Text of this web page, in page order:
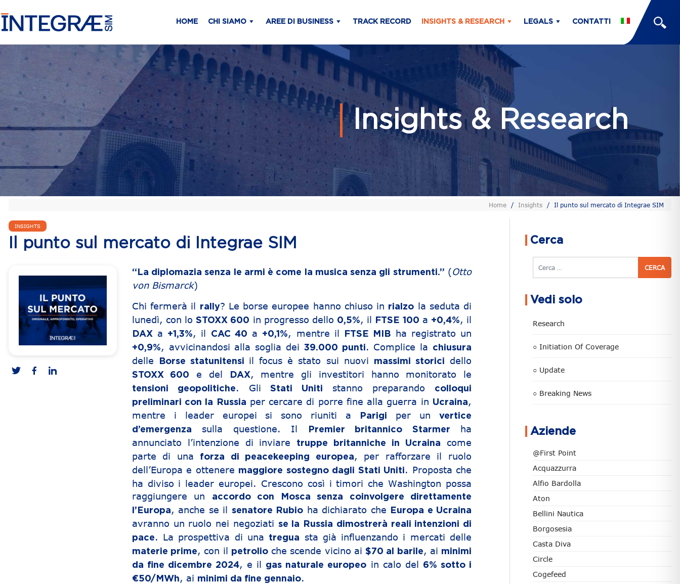
HOME CHI SIAMO AREE DI BUSINESS TRACK RECORD INSIGHTS & RESEARCH LEGALS CONTATTI
Insights & Research
Home / Insights / Il punto sul mercato di Integrae SIM
INSIGHTS
Il punto sul mercato di Integrae SIM
“La diplomazia senza le armi è come la musica senza gli strumenti.” (Otto
von Bismarck)
Chi fermerà il rally? Le borse europee hanno chiuso in rialzo la seduta di
lunedì, con loSTOXX 600 in progresso dello 0,5%, il FTSE 100 a +0,4%, il
DAXa +1,3%, il CAC 40 a +0,1%, mentre il FTSE MIB ha registrato un
+0,9%, avvicinandosi alla soglia dei 39.000 punti. Complice la chiusura
delle Borse statunitensi il focus è stato sui nuovi massimi storici dello
STOXX 600 e del DAX, mentre gli investitori hanno monitorato le
tensioni geopolitiche. GliStati Uniti stanno preparando
colloqui
preliminari con la Russia per cercare di porre fine alla guerra in Ucraina,
mentre i leader europei si sono riuniti a
Parigi per unvertice
d’emergenza
sulla questione. Il Premier britannico Starmer
ha
annunciato l’intenzione di inviare
truppe britanniche in Ucraina
come
parte di una
forza di peacekeeping europea, per rafforzare il ruolo
dell’Europa e ottenere maggiore sostegno dagli Stati Uniti. Proposta che
ha diviso i leader europei. Crescono così i timori che Washington possa
raggiungere un
accordo con Mosca senza coinvolgere direttamente
l’Europa, anche se il senatore Rubio ha dichiarato che Europa e Ucraina
avranno un ruolo nei negoziati se la Russia dimostrerà reali intenzioni di
pace. La prospettiva di una tregua sta già influenzando i mercati delle
materie prime, con il petrolioche scende vicino ai $70 al barile, ai minimi
da fine dicembre 2024, e il gas naturale europeo in calo del 6% sotto i
€50/MWh, ai minimi da fine gennaio.
Cerca
Cerca
Vedi solo
Research
○ Initiation Of Coverage
○ Update
○ Breaking News
Aziende
@First Point
Acquazzurra
Alfio Bardolla
Aton
Bellini Nautica
Borgosesia
Casta Diva
Circle
Cogefeed